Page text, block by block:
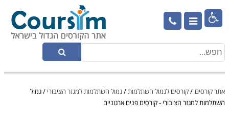

אתר קורסים /קורסים לגמול השתלמות/גמול השתלמות למגזר הציבורי /גמול
השתלמות למגזר הציבורי - קורסים פנים ארגוניים